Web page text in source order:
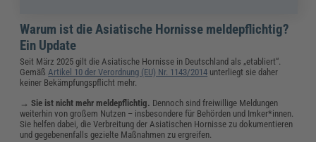
Warum ist die Asiatische Hornisse meldepflichtig?
Ein Update
Seit März 2025 gilt die Asiatische Hornisse in Deutschland als „etabliert“.
Gemäß Artikel 10 der Verordnung (EU) Nr. 1143/2014 unterliegt sie daher
keiner Bekämpfungspflicht mehr.
→ Sie ist nicht mehr meldepflichtig. Dennoch sind freiwillige Meldungen
weiterhin von großem Nutzen – insbesondere für Behörden und Imker*innen.
Sie helfen dabei, die Verbreitung der Asiatischen Hornisse zu dokumentieren
und gegebenenfalls gezielte Maßnahmen zu ergreifen.